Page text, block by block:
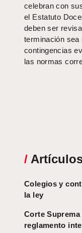
celebran con
el Estatuto
deben ser
terminación sea
contingencias
las normas
/
Colegios y
la ley
Corte
reglamento